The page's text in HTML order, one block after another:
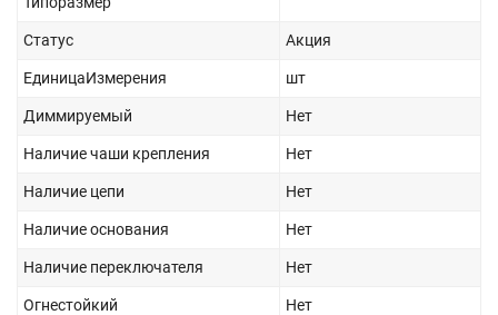
Статус Акция
ЕдиницаИзмерения шт
Диммируемый Нет
Наличие чаши крепления Нет
Наличие цепи Нет
Наличие основания Нет
Наличие переключателя Нет
Огнестойкий Нет